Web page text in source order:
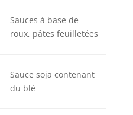
Sauces à base de
roux, pâtes feuilletées
Sauce soja contenant
du blé